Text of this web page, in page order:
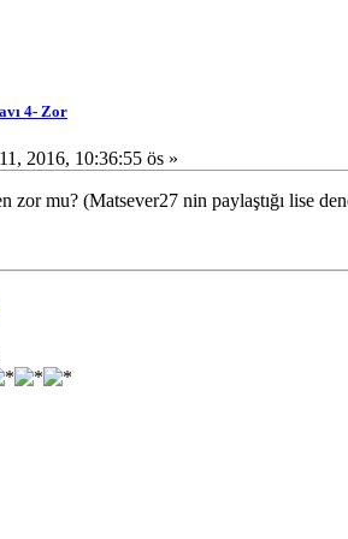
4- Zor
2016, 10:36:55 ös »
zor mu? (Matsever27 nin paylaştığı lise